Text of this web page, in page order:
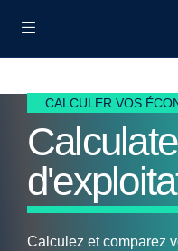
CALCULER VOS
Calculateur coût total
Calculez et comparez